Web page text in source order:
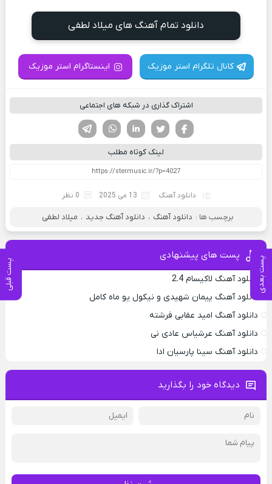
پست بعدی پست قبلی
دانلود تمام آهنگ های میلاد لطفی
کانال تلگرام استر موزیک اینستاگرام استر موزیک
اشتراک گذاری در شبکه های اجتماعی
لینکدین تویتر
فیسوک
لینک کوتاه مطلب
دانلود آهنگ 13 می 2025 0 نظر
برچسب ها : دانلود آهنگ ، دانلود آهنگ جدید ، میلاد لطفی
پست های پیشنهادی
دانلود آهنگ لاکیسام 2.4
دانلود آهنگ پیمان شهیدی و نیکول یو ماه کامل
دانلود آهنگ امید عقابی فرشته
دانلود آهنگ عرشیاس عادی نی
دانلود آهنگ سینا پارسیان ادا
دیدگاه خود را بگذارید